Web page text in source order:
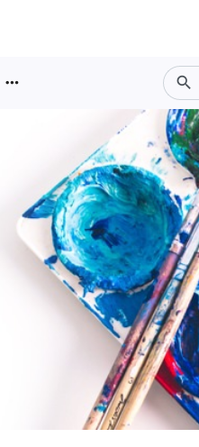
more_horiz search